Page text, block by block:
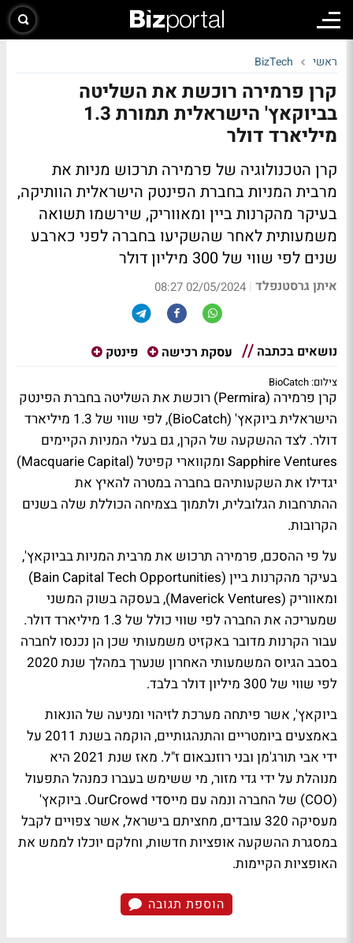
ראשי BizTech
קרן פרמירה רוכשת את השליטה
בביוקאץ' הישראלית תמורת 1.3
מיליארד דולר
קרן הטכנולוגיה של פרמירה תרכוש מניות את
מרבית המניות בחברת הפינטק הישראלית הוותיקה,
בעיקר מהקרנות ביין ומאווריק, שירשמו תשואה
משמעותית לאחר שהשקיעו בחברה לפני כארבע
שנים לפי שווי של 300 מיליון דולר
איתן גרסטנפלד |
02/05/2024 08:27
נושאים בכתבה עסקת רכישה פינטק
צילום: BioCatch
קרן פרמירה (Permira) רוכשת את השליטה בחברת הפינטק
הישראלית ביוקאץ' (BioCatch), לפי שווי של 1.3 מיליארד
דולר. לצד ההשקעה של הקרן, גם בעלי המניות הקיימים
Sapphire Ventures ומקווארי קפיטל (Macquarie Capital)
יגדילו את השקעותיהם בחברה במטרה להאיץ את
ההתרחבות הגלובלית, ולתמוך בצמיחה הכוללת שלה בשנים
הקרובות.
על פי ההסכם, פרמירה תרכוש את מרבית המניות בביוקאץ',
בעיקר מהקרנות ביין (Bain Capital Tech Opportunities)
ומאווריק (Maverick Ventures), בעסקה בשוק המשני
שמעריכה את החברה לפי שווי כולל של 1.3 מיליארד דולר.
עבור הקרנות מדובר באקזיט משמעותי שכן הן נכנסו לחברה
בסבב הגיוס המשמעותי האחרון שנערך במהלך שנת 2020
לפי שווי של 300 מיליון דולר בלבד.
ביוקאץ', אשר פיתחה מערכת לזיהוי ומניעה של הונאות
באמצעים ביומטריים והתנהגותיים, הוקמה בשנת 2011 על
ידי אבי תורג'מן ובני רוזנבאום ז"ל. מאז שנת 2021 היא
מנוהלת על ידי גדי מזור, מי ששימש בעברו כמנהל התפעול
(COO) של החברה ונמה עם מייסדי OurCrowd. ביוקאץ'
מעסיקה 320 עובדים, מחציתם בישראל, אשר צפויים לקבל
במסגרת ההשקעה אופציות חדשות, וחלקם יוכלו לממש את
האופציות הקיימות.
הוספת תגובה